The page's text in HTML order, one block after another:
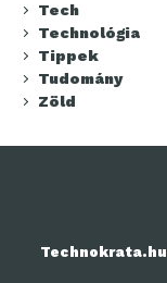
Tech
Technológia
Tippek
Tudomány
Zöld
Technokrata.hu